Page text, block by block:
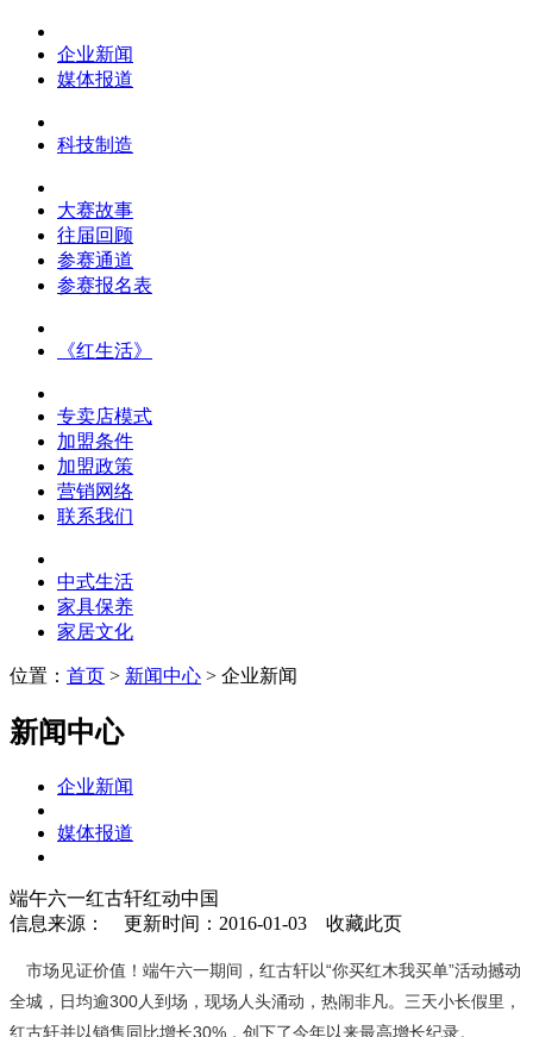
企业新闻
媒体报道
科技制造
大赛故事
往届回顾
参赛通道
参赛报名表
《红生活》
专卖店模式
加盟条件
加盟政策
营销网络
联系我们
中式生活
家具保养
家居文化
位置： 首页 > 新闻中心 > 企业新闻
新闻中心
企业新闻
媒体报道
端午六一红古轩红动中国
信息来源：
更新时间：2016-01-03 收藏此页
市场见证价值！端午六一期间，红古轩以“你买红木我买单”活动撼动
全城，日均逾300人到场，现场人头涌动，热闹非凡。三天小长假里，
红古轩并以销售同比增长30%，创下了今年以来最高增长纪录。